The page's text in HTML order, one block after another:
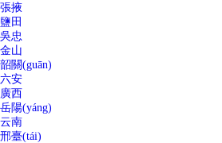
張掖
鹽田
吳忠
金山
韶關(guān)
六安
廣西
岳陽(yáng)
云南
邢臺(tái)